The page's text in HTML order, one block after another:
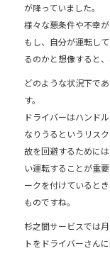
が降っていました。
様々な悪条件や不幸
もし、自分が運転し
るのかと想像すると
どのような状況下で
す。
ドライバーはハンド
なりうるというリス
故を回避するために
い運転することが重
ークを付けていると
ものですね。
杉之間サービスでは
トをドライバーさん